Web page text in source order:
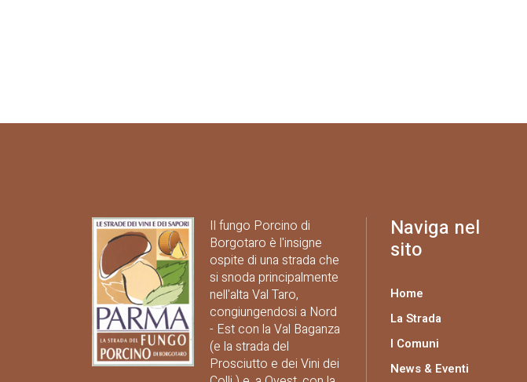
Il fungo Porcino di
Borgotaro è l'insigne
ospite di una strada che
si snoda principalmente
nell'alta Val Taro,
congiungendosi a Nord
- Est con la Val Baganza
(e la strada del
Prosciutto e dei Vini dei
Naviga nel
sito
Home
La Strada
I Comuni
News & Eventi